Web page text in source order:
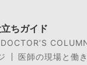
ちガイド
DOCTOR’S
医師の現場と働